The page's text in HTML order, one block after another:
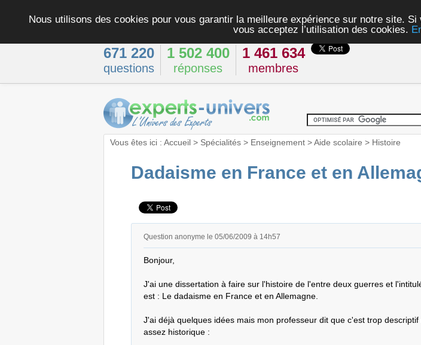
Nous utilisons des cookies pour vous garantir la meilleure expérience sur notre site.
vous acceptez l’utilisation des cookies.
671 220
questions
1 502 400
réponses
1 461 634
membres
Vous êtes ici : Accueil> Spécialités> Enseignement>Aide scolaire > Histoire
Dadaisme en France et en
Question anonyme le 05/06/2009 à 14h57
Bonjour,
J'ai une dissertation à faire sur l'histoire de l'entre deux guerres et
est : Le dadaisme en France et en Allemagne.
J'ai déjà quelques idées mais mon professeur dit que c'est trop descriptif
assez historique :